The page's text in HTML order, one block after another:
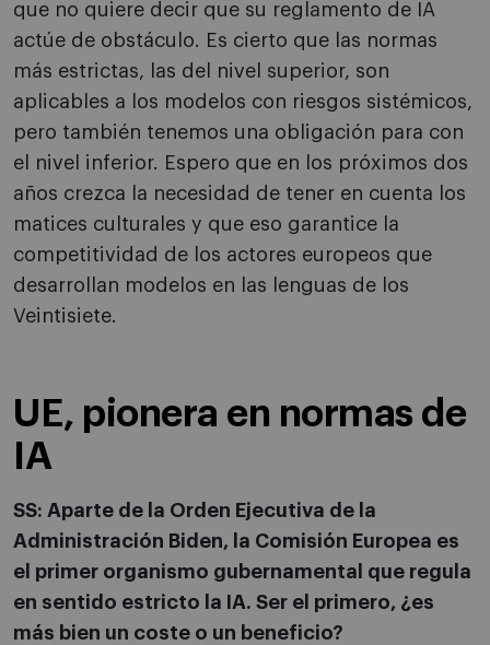
que no quiere decir que su reglamento de IA
actúe de obstáculo. Es cierto que las normas
más estrictas, las del nivel superior, son
aplicables a los modelos con riesgos sistémicos,
pero también tenemos una obligación para con
el nivel inferior. Espero que en los próximos dos
años crezca la necesidad de tener en cuenta los
matices culturales y que eso garantice la
competitividad de los actores europeos que
desarrollan modelos en las lenguas de los
Veintisiete.
UE, pionera en normas de
IA
SS: Aparte de la Orden Ejecutiva de la
Administración Biden, la Comisión Europea es
el primer organismo gubernamental que regula
en sentido estricto la IA. Ser el primero, ¿es
más bien un coste o un beneficio?